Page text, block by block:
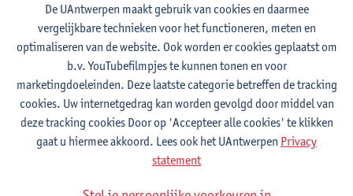
Accountancy
1E/2E SEM
6studiepunten
Lesgever(s):
Tom Van Caneghem Christine Lippens
Domein 6. Kwantitatieve methoden
Beschrijvende statistiek en kansrekenen
2E SEM
3studiepunten
Stephan Van der Veeken
De UAntwerpen maakt gebruik van cookies en daarmee
vergelijkbare technieken voor het functioneren, meten en
optimaliseren van de website. Ook worden er cookies geplaatst om
b.v. YouTubefilmpjes te kunnen tonen en voor
marketingdoeleinden. Deze laatste categorie betreffen de tracking
cookies. Uw internetgedrag kan worden gevolgd door middel van
deze tracking cookies Door op 'Accepteer alle cookies' te klikken
gaat u hiermee akkoord. Lees ook het UAntwerpen Privacy
statement